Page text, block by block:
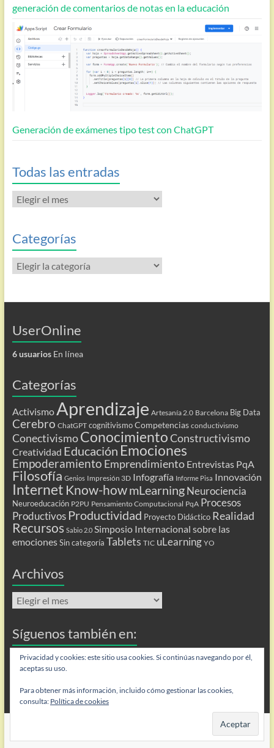
generación de comentarios de notas en la educación
Generación de exámenes tipo test con ChatGPT
Todas las entradas
Todas
las
Categorías
Categorías
UserOnline
6 usuariosEn línea
Categorías
ActivismoAprendizaje Artesanía 2.0 Barcelona Big Data
Cerebro ChatGPT cognitivismo Competencias conductivismo
ConectivismoConocimientoConstructivismo
Creatividad Educación Emociones
Empoderamiento Emprendimiento Entrevistas PqA
Filosofía Genios Impresión 3D Infografía Informe Pisa Innovación
Internet Know-howmLearning Neurociencia
Neuroeducación P2PU Pensamiento Computacional PqA Procesos
Productivos Productividad Proyecto Didáctico Realidad
Recursos Sabio 2.0 Simposio Internacional sobre las
emociones Sin categoría Tablets TIC uLearning YO
Archivos
Archivos
Síguenos también en:
Flip
. Todos los derechos reservados.
WordPress.
Privacidad y cookies: este sitio usa cookies. Si continúas navegando por él,
aceptas su uso.
Para obtener más información, incluido cómo gestionar las cookies,
consulta: Política de cookies